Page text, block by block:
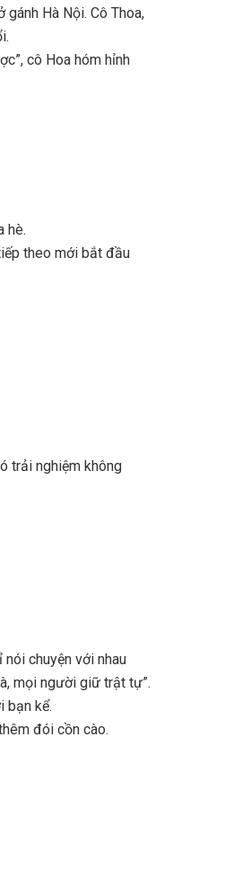
Hà Nội. Cô Thoa,
cô Hoa hóm hỉnh
hè.
theo mới bắt đầu
trải nghiệm không
chuyện với nhau
mọi người giữ trật tự”.
bạn kể.
đói cồn cào.